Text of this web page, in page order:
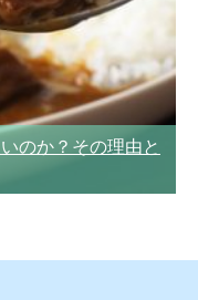
のか？その理由と